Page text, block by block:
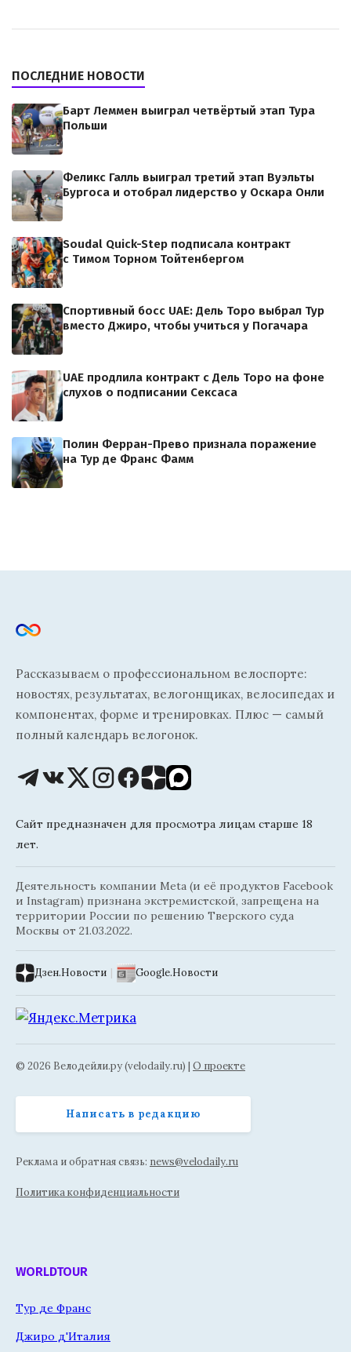
ПОСЛЕДНИЕ НОВОСТИ
Барт Леммен выиграл четвёртый этап Тура
Польши
Феликс Галль выиграл третий этап Вуэльты
Бургоса и отобрал лидерство у Оскара Онли
Soudal Quick-Step подписала контракт
с Тимом Торном Тойтенбергом
Спортивный босс UAE: Дель Торо выбрал Тур
вместо Джиро, чтобы учиться у Погачара
UAE продлила контракт с Дель Торо на фоне
слухов о подписании Сексаса
Полин Ферран-Прево признала поражение
на Тур де Франс Фамм
Рассказываем о профессиональном велоспорте:
новостях, результатах, велогонщиках, велосипедах и
компонентах, форме и тренировках. Плюс — самый
полный календарь велогонок.
Сайт предназначен для просмотра лицам старше 18
лет.
Деятельность компании Meta (и её продуктов Facebook
и Instagram) признана экстремистской, запрещена на
территории России по решению Тверского суда
Москвы от 21.03.2022.
Дзен.Новости | Google.Новости
© 2026 Велодейли.ру (velodaily.ru) | О проекте
Написать в редакцию
Реклама и обратная связь: news@velodaily.ru
Политика конфиденциальности
WORLDTOUR
Тур де Франс
Джиро д'Италия